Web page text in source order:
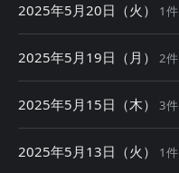
2025年5月20日（火） 1件
2025年5月19日（月） 2件
2025年5月15日（木） 3件
2025年5月13日（火） 1件